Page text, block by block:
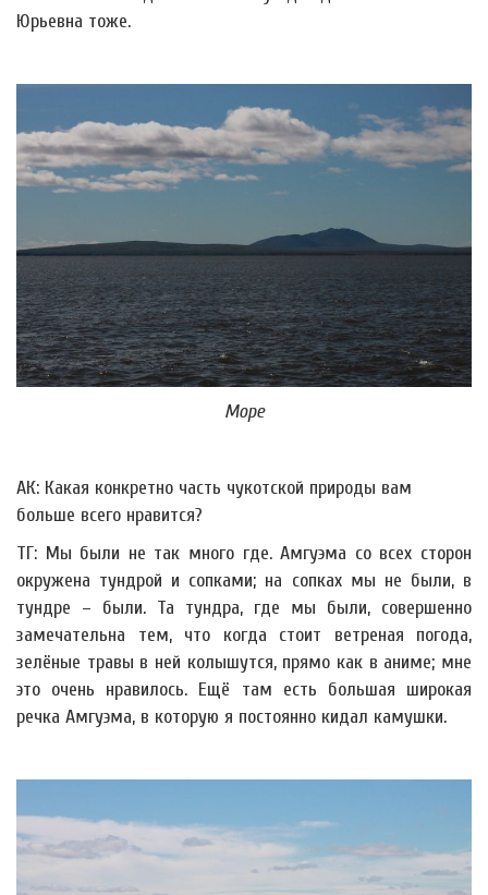
Юрьевна тоже.
Море
АК: Какая конкретно часть чукотской природы вам
больше всего нравится?
ТГ: Мы были не так много где. Амгуэма со всех сторон
окружена тундрой и сопками; на сопках мы не были, в
тундре – были. Та тундра, где мы были, совершенно
замечательна тем, что когда стоит ветреная погода,
зелёные травы в ней колышутся, прямо как в аниме; мне
это очень нравилось. Ещё там есть большая широкая
речка Амгуэма, в которую я постоянно кидал камушки.